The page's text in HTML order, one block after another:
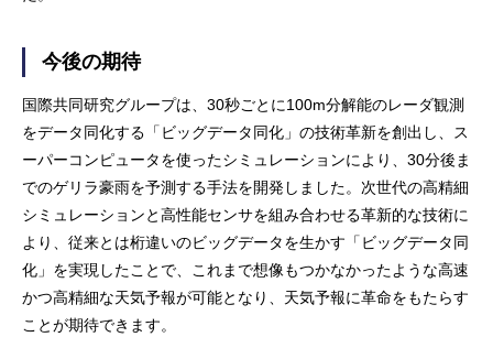
今後の期待
国際共同研究グループは、30秒ごとに100m分解能のレーダ観測
をデータ同化する「ビッグデータ同化」の技術革新を創出し、ス
ーパーコンピュータを使ったシミュレーションにより、30分後ま
でのゲリラ豪雨を予測する手法を開発しました。次世代の高精細
シミュレーションと高性能センサを組み合わせる革新的な技術に
より、従来とは桁違いのビッグデータを生かす「ビッグデータ同
化」を実現したことで、これまで想像もつかなかったような高速
かつ高精細な天気予報が可能となり、天気予報に革命をもたらす
ことが期待できます。